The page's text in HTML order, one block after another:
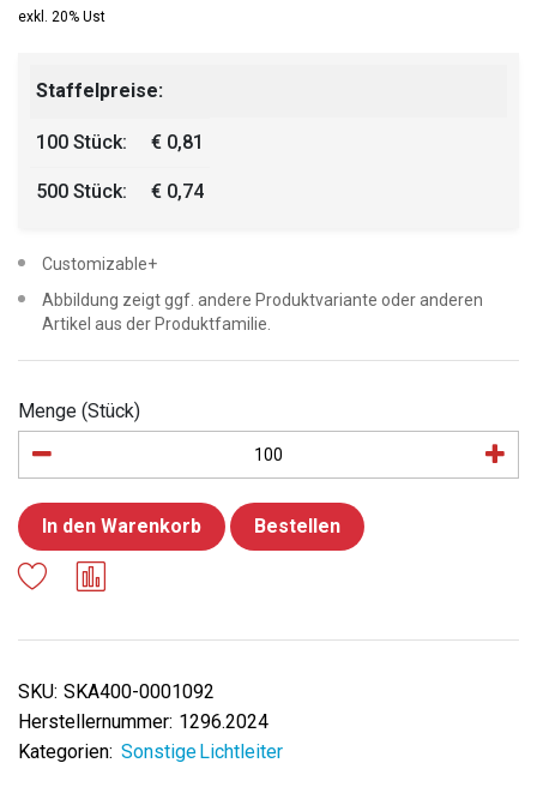
exkl. 20% Ust
Staffelpreise:
100 Stück: € 0,81
500 Stück: € 0,74
Customizable+
Abbildung zeigt ggf. andere Produktvariante oder anderen
Artikel aus der Produktfamilie.
Menge (Stück)
In den Warenkorb Bestellen
SKU: SKA400-0001092
Herstellernummer: 1296.2024
Kategorien: Sonstige Lichtleiter